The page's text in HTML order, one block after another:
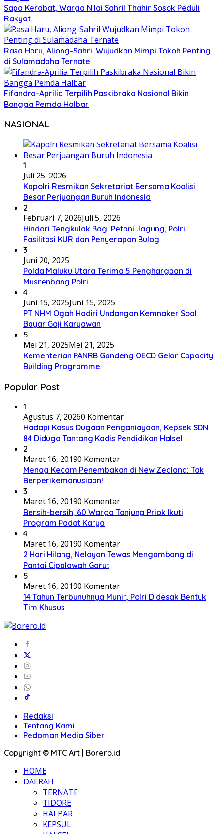
Sapa Kerabat, Warga Nilai Sahril Thahir Sosok Peduli
Rakyat
Rasa Haru, Aliong-Sahril Wujudkan Mimpi Tokoh Penting
di Sulamadaha Ternate
Fifandra-Aprilia Terpilih Paskibraka Nasional Bikin
Bangga Pemda Halbar
NASIONAL
1
Juli 25, 2026
Kapolri Resmikan Sekretariat Bersama Koalisi
Besar Perjuangan Buruh Indonesia
2
Februari 7, 2026Juli 5, 2026
Hindari Tengkulak Bagi Petani Jagung, Polri
Fasilitasi KUR dan Penyerapan Bulog
3
Juni 20, 2025
Polda Maluku Utara Terima 5 Penghargaan di
Musrenbang Polri
4
Juni 15, 2025Juni 15, 2025
PT NHM Ogah Hadiri Undangan Kemnaker Soal
Bayar Gaji Karyawan
5
Mei 21, 2025Mei 21, 2025
Kementerian PANRB Gandeng OECD Gelar Capacity
Building Programme
Popular Post
1
Agustus 7, 20260 Komentar
Hadapi Kasus Dugaan Penganiayaan, Kepsek SDN
84 Diduga Tantang Kadis Pendidikan Halsel
2
Maret 16, 20190 Komentar
Menag Kecam Penembakan di New Zealand: Tak
Berperikemanusiaan!
3
Maret 16, 20190 Komentar
Bersih-bersih, 60 Warga Tanjung Priok Ikuti
Program Padat Karya
4
Maret 16, 20190 Komentar
2 Hari Hilang, Nelayan Tewas Mengambang di
Pantai Cipalawah Garut
5
Maret 16, 20190 Komentar
14 Tahun Terbunuhnya Munir, Polri Didesak Bentuk
Tim Khusus
Redaksi
Tentang Kami
Pedoman Media Siber
Copyright © MTC Art | Borero.id
HOME
DAERAH
TERNATE
TIDORE
HALBAR
KEPSUL